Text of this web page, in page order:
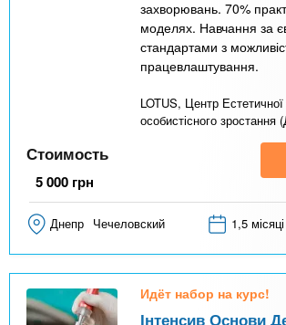
захворювань. 70%
моделях. Навчання за
стандартами з
працевлаштування.
LOTUS, Центр Естетичної
особистісного зростання
Стоимость
5 000 грн
Днепр Чечеловский 1,5 місяці
Идёт набор на курс!
Інтенсив Основи